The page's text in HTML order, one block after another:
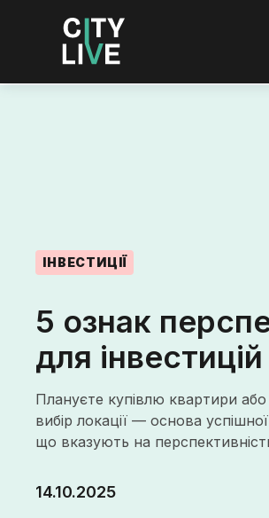
ІНВЕСТИЦІЇ
5 ознак
для
Плануєте купівлю квартири
вибір локації — основа
що вказують на
14.10.2025